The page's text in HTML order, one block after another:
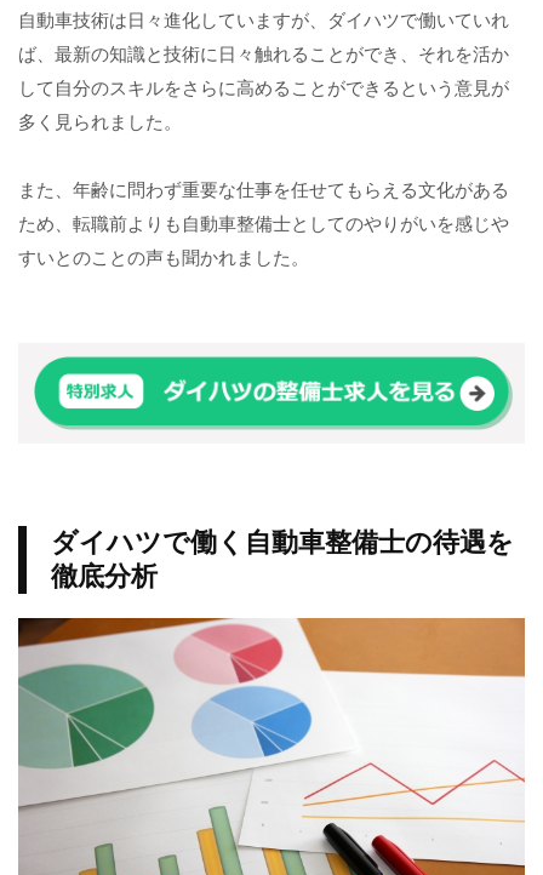
自動車技術は日々進化していますが、ダイハツで働いていれ
ば、最新の知識と技術に日々触れることができ、それを活か
して自分のスキルをさらに高めることができるという意見が
多く見られました。
また、年齢に問わず重要な仕事を任せてもらえる文化がある
ため、転職前よりも自動車整備士としてのやりがいを感じや
すいとのことの声も聞かれました。
ダイハツで働く自動車整備士の待遇を
徹底分析